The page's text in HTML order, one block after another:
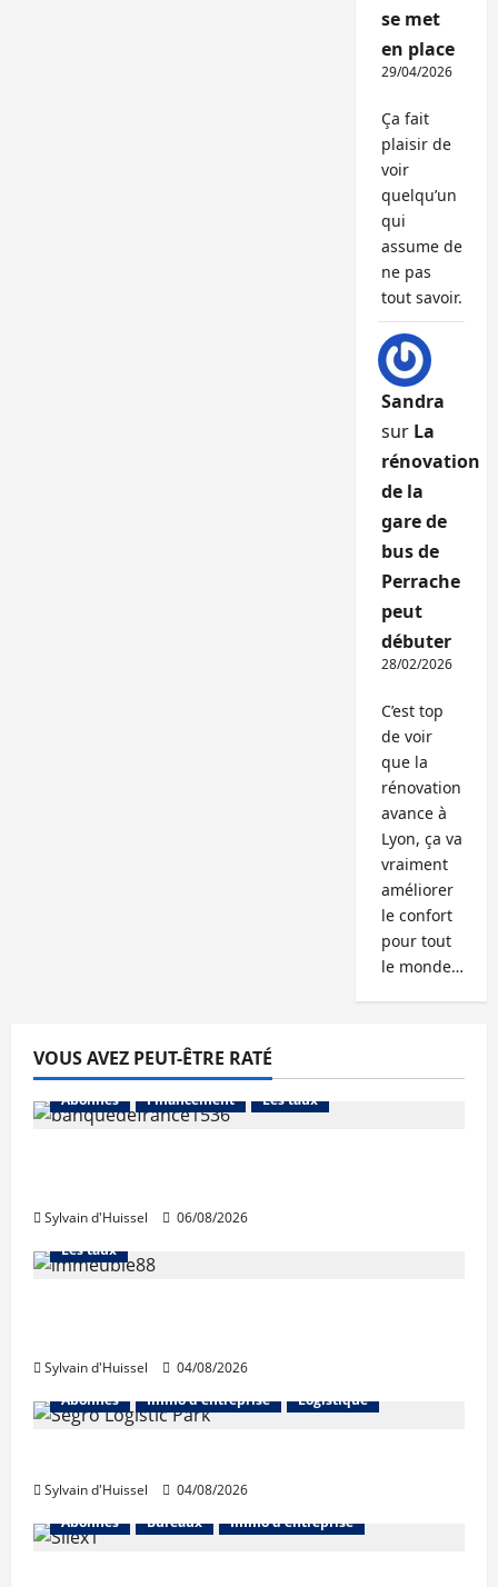
se met
en place
29/04/2026
Ça fait
plaisir de
voir
quelqu’un
qui
assume de
ne pas
tout savoir.
Sandra
sur La
rénovation
de la
gare de
bus de
Perrache
peut
débuter
28/02/2026
C’est top
de voir
que la
rénovation
avance à
Lyon, ça va
vraiment
améliorer
le confort
pour tout
le monde…
VOUS AVEZ PEUT-ÊTRE RATÉ
Abonnés Financement Les taux
Sylvain d'Huissel 06/08/2026
Abonnés Financement
Les taux
Sylvain d'Huissel
04/08/2026
Abonnés
Immo d'entreprise Logistique
Sylvain d'Huissel
04/08/2026
Abonnés
Bureaux Immo d'entreprise